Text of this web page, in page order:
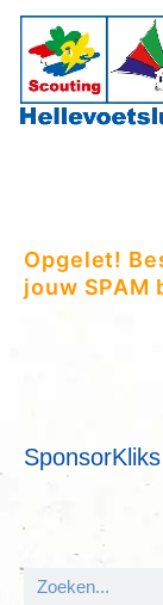
Opgelet!
jouw SPAM
SponsorKliks